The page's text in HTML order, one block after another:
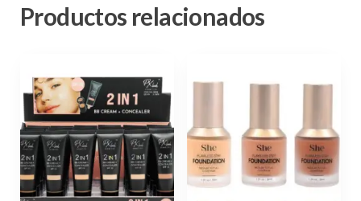
Productos relacionados